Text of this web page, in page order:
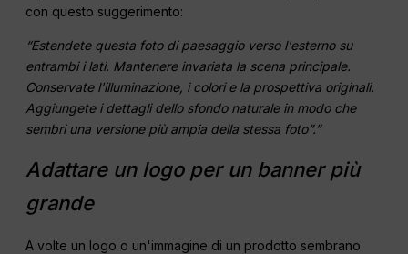
con questo suggerimento:
“Estendete questa foto di paesaggio verso l'esterno su
entrambi i lati. Mantenere invariata la scena principale.
Conservate l'illuminazione, i colori e la prospettiva originali.
Aggiungete i dettagli dello sfondo naturale in modo che
sembri una versione più ampia della stessa foto”.”
Adattare un logo per un banner più
grande
A volte un logo o un'immagine di un prodotto sembrano